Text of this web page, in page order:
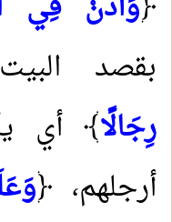
بقصد
رِجَالًا﴾ أي
أرجلهم، ﴿